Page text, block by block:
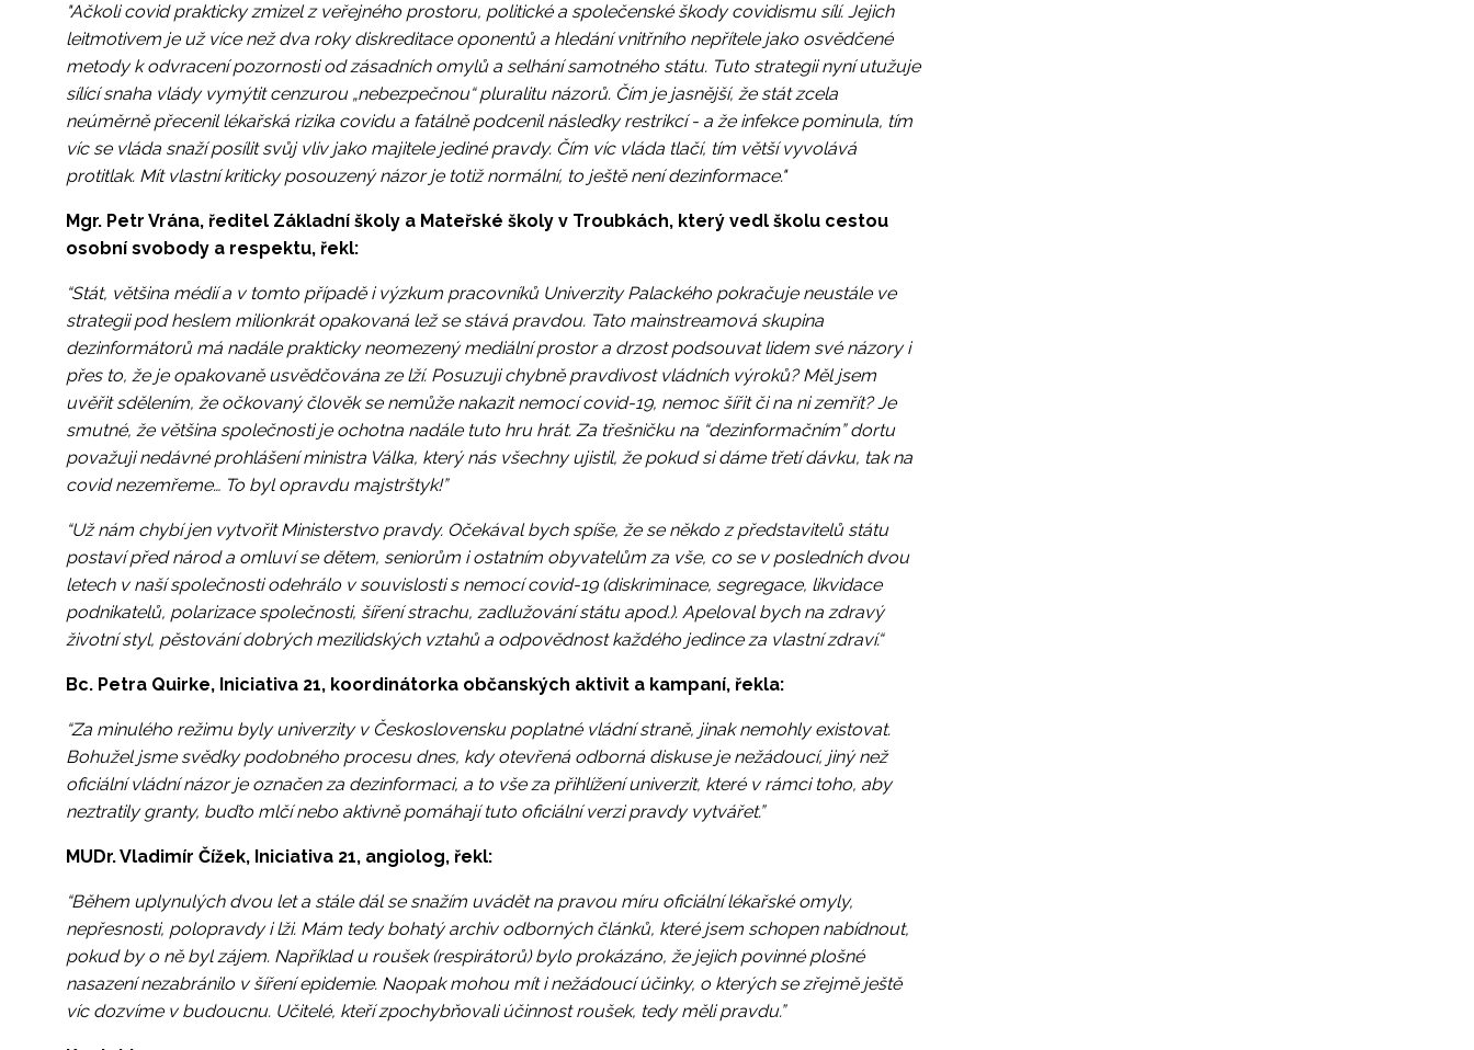
"Ačkoli covid prakticky zmizel z veřejného prostoru, politické a společenské škody covidismu sílí. Jejich
leitmotivem je už více než dva roky diskreditace oponentů a hledání vnitřního nepřítele jako osvědčené
metody k odvracení pozornosti od zásadních omylů a selhání samotného státu. Tuto strategii nyní utužuje
sílící snaha vlády vymýtit cenzurou „nebezpečnou“ pluralitu názorů. Čím je jasnější, že stát zcela
neúměrně přecenil lékařská rizika covidu a fatálně podcenil následky restrikcí - a že infekce pominula, tím
víc se vláda snaží posílit svůj vliv jako majitele jediné pravdy. Čím víc vláda tlačí, tím větší vyvolává
protitlak. Mít vlastní kriticky posouzený názor je totiž normální, to ještě není dezinformace."
Mgr. Petr Vrána, ředitel Základní školy a Mateřské školy v Troubkách, který vedl školu cestou
osobní svobody a respektu, řekl:
“Stát, většina médií a v tomto případě i výzkum pracovníků Univerzity Palackého pokračuje neustále ve
strategii pod heslem milionkrát opakovaná lež se stává pravdou. Tato mainstreamová skupina
dezinformátorů má nadále prakticky neomezený mediální prostor a drzost podsouvat lidem své názory i
přes to, že je opakovaně usvědčována ze lží. Posuzuji chybně pravdivost vládních výroků? Měl jsem
uvěřit sdělením, že očkovaný člověk se nemůže nakazit nemocí covid-19, nemoc šířit či na ni zemřít? Je
smutné, že většina společnosti je ochotna nadále tuto hru hrát. Za třešničku na “dezinformačním” dortu
považuji nedávné prohlášení ministra Válka, který nás všechny ujistil, že pokud si dáme třetí dávku, tak na
covid nezemřeme… To byl opravdu majstrštyk!”
“Už nám chybí jen vytvořit Ministerstvo pravdy. Očekával bych spíše, že se někdo z představitelů státu
postaví před národ a omluví se dětem, seniorům i ostatním obyvatelům za vše, co se v posledních dvou
letech v naší společnosti odehrálo v souvislosti s nemocí covid-19 (diskriminace, segregace, likvidace
podnikatelů, polarizace společnosti, šíření strachu, zadlužování státu apod.). Apeloval bych na zdravý
životní styl, pěstování dobrých mezilidských vztahů a odpovědnost každého jedince za vlastní zdraví.“
Bc. Petra Quirke, Iniciativa 21, koordinátorka občanských aktivit a kampaní, řekla:
“Za minulého režimu byly univerzity v Československu poplatné vládní straně, jinak nemohly existovat.
Bohužel jsme svědky podobného procesu dnes, kdy otevřená odborná diskuse je nežádoucí, jiný než
oficiální vládní názor je označen za dezinformaci, a to vše za přihlížení univerzit, které v rámci toho, aby
neztratily granty, buďto mlčí nebo aktivně pomáhají tuto oficiální verzi pravdy vytvářet.”
MUDr. Vladimír Čížek, Iniciativa 21, angiolog, řekl:
“Během uplynulých dvou let a stále dál se snažím uvádět na pravou míru oficiální lékařské omyly,
nepřesnosti, polopravdy i lži. Mám tedy bohatý archiv odborných článků, které jsem schopen nabídnout,
pokud by o ně byl zájem. Například u roušek (respirátorů) bylo prokázáno, že jejich povinné plošné
nasazení nezabránilo v šíření epidemie. Naopak mohou mít i nežádoucí účinky, o kterých se zřejmě ještě
víc dozvíme v budoucnu. Učitelé, kteří zpochybňovali účinnost roušek, tedy měli pravdu.”